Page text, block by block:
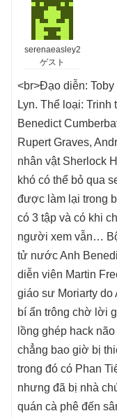
serenaeasley2
ゲスト
<br>Đạo diễn:
Lyn. Thể loại: Trinh
Benedict
Rupert Graves,
nhân vật Sherlock
khó có thể bỏ qua
được làm lại trong
có 3 tập và có khi
người xem vẫn…
tử nước Anh
diễn viên Martin
giáo sư Moriarty do
bí ẩn trông chờ lời
lồng ghép hack
chẳng bao giờ bị
trong đó có Phan
nhưng đã bị nhà
quán cà phê đến